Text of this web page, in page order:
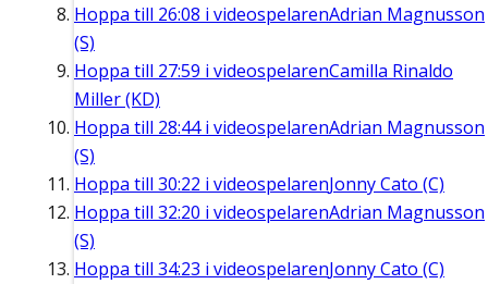
Hoppa till 26:08 i videospelarenAdrian Magnusson
(S)
Hoppa till 27:59 i videospelarenCamilla Rinaldo
Miller (KD)
Hoppa till 28:44i videospelarenAdrian Magnusson
(S)
Hoppa till 30:22 i videospelarenJonny Cato (C)
Hoppa till 32:20 i videospelarenAdrian Magnusson
(S)
Hoppa till 34:23 i videospelarenJonny Cato (C)